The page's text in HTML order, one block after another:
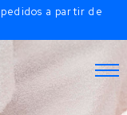
a partir de